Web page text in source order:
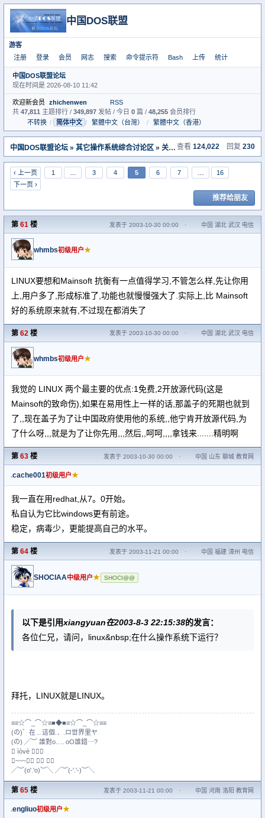
中国DOS联盟
游客
注册
登录 会员 网志 搜索 命令提示符 Bash 上传 统计
中国DOS联盟论坛
现在时间是 2026-08-10 11:42
欢迎新会员 zhichenwen
RSS
共 47,811 主题排行 / 349,897 发帖 / 今日 0 篇 / 48,255 会员排行
不转换 / 简体中文 / 繁體中文（台灣） / 繁體中文（香港）
中国DOS联盟论坛 » 其它操作系统综合讨论区 » 关于linux 置顶I
查看 124,022 回复 230
‹ 上一页 1 3 4 5 6 7
16
下一页 ›
推荐给朋友
第 61 楼 发表于 2003-10-30 00:00 · 中国 湖北 武汉 电信
whmbs初级用户★
LINUX要想和Mainsoft 抗衡有一点值得学习,不管怎么样,先让你用
上,用户多了,形成标准了,功能也就慢慢强大了.实际上,比 Mainsoft
好的系统原来就有,不过现在都消失了
第 62 楼 发表于 2003-10-30 00:00 · 中国 湖北 武汉 电信
whmbs初级用户★
我觉的 LINUX 两个最主要的优点:1免费,2开放源代码(这是
Mainsoft的致命伤),如果在易用性上一样的话,那盖子的死期也就到
了,,现在盖子为了让中国政府使用他的系统,,他宁肯开放源代码,为
了什么呀,,,就是为了让你先用,,,然后,,呵呵,,,,拿钱来.......精明啊
第 63 楼 发表于 2003-10-30 00:00 · 中国 山东 聊城 教育网
cache001初级用户★
我一直在用redhat,从7。0开始。
私自认为它比windows更有前途。
稳定，病毒少，更能提高自己的水平。
第 64 楼 发表于 2003-11-21 00:00 · 中国 福建 漳州 电信
SHOCIAA中级用户★ SHOCI@@
以下是引用xiangyuan在2003-8-3 22:15:38的发言：
各位仁兄，请问，linux&nbsp;在什么操作系统下运行？
拜托，LINUX就是LINUX。
≡≡☆⌒_⌒☆≡■◆■≡☆⌒_⌒☆≡≡
(の)゛在﹍這個.．.ロ丗界里ヤ
(の) ╱︶ 誰對o..﹎οО誰錯┈?
 ìòvè ╭☆
╭~~~★ ╭ ︶╮
╱︶(o'.'o)︶╲ ╱︶(-'.'-)︶╲
第 65 楼 发表于 2003-11-21 00:00 · 中国 河南 洛阳 教育网
engliuo初级用户★